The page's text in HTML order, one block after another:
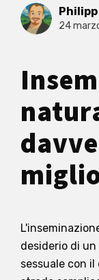
24
desiderio di
sessuale con